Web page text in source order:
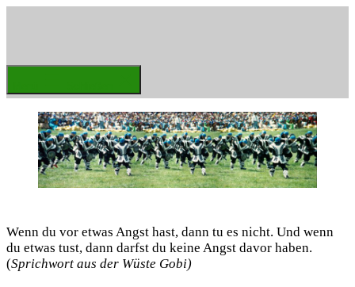
Weltenbummler
Wenn du vor etwas Angst hast, dann tu es nicht. Und wenn
du etwas tust, dann darfst du keine Angst davor haben.
(Sprichwort aus der Wüste Gobi)